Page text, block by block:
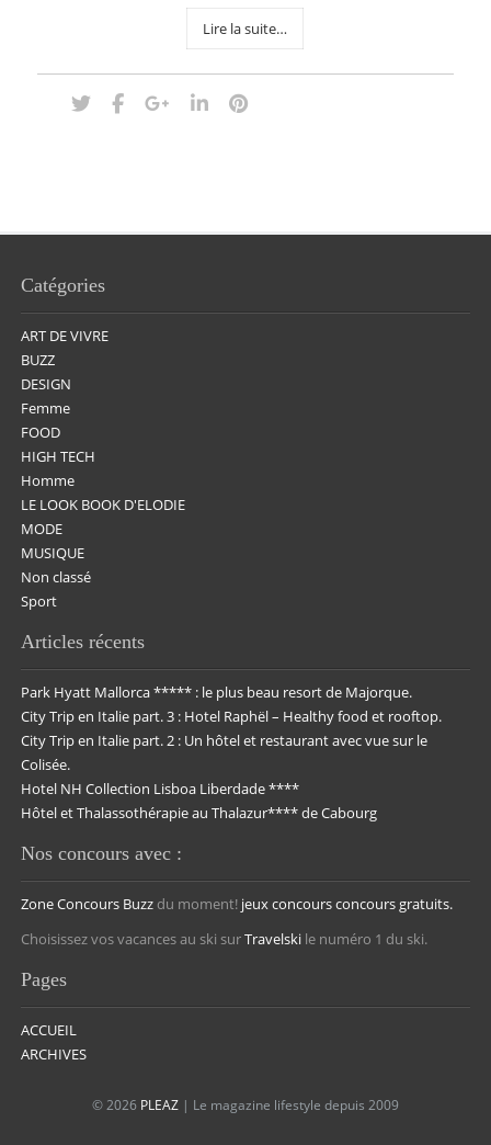
Lire la suite…
Catégories
ART DE VIVRE
BUZZ
DESIGN
Femme
FOOD
HIGH TECH
Homme
LE LOOK BOOK D'ELODIE
MODE
MUSIQUE
Non classé
Sport
Articles récents
Park Hyatt Mallorca ***** : le plus beau resort de Majorque.
City Trip en Italie part. 3 : Hotel Raphël – Healthy food et rooftop.
City Trip en Italie part. 2 : Un hôtel et restaurant avec vue sur le
Colisée.
Hotel NH Collection Lisboa Liberdade ****
Hôtel et Thalassothérapie au Thalazur**** de Cabourg
Nos concours avec :
Zone Concours Buzz du moment! jeux concoursconcours gratuits.
Choisissez vos vacances au ski surTravelski le numéro 1 du ski.
Pages
ACCUEIL
ARCHIVES
© 2026 PLEAZ| Le magazine lifestyle depuis 2009